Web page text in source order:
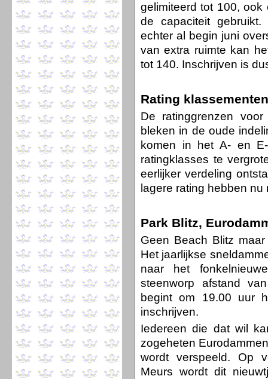
gelimiteerd tot 100,
de capaciteit
echter al begin juni
van extra ruimte kan
tot 140. Inschrijven is
Rating
De ratinggrenzen
bleken in de oude
komen in het A- en
ratingklasses te
eerlijker verdeling
lagere rating hebben
Park Blitz,
Geen Beach Blitz
Het jaarlijkse
naar het
steenworp afstand
begint om 19.00 uur
inschrijven.
Iedereen die dat wil
zogeheten
wordt verspeeld. Op
Meurs wordt dit